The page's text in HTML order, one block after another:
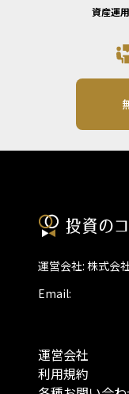
資産運
運営会社: 株式会
Email:
運営会社
利用規約